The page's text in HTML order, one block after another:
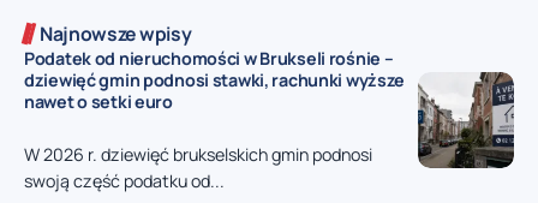
Najnowsze wpisy
Podatek od nieruchomości w Brukseli rośnie –
dziewięć gmin podnosi stawki, rachunki wyższe
nawet o setki euro
W 2026 r. dziewięć brukselskich gmin podnosi
swoją część podatku od...